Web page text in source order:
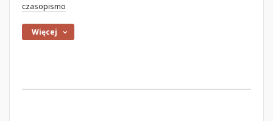
czasopismo
Więcej